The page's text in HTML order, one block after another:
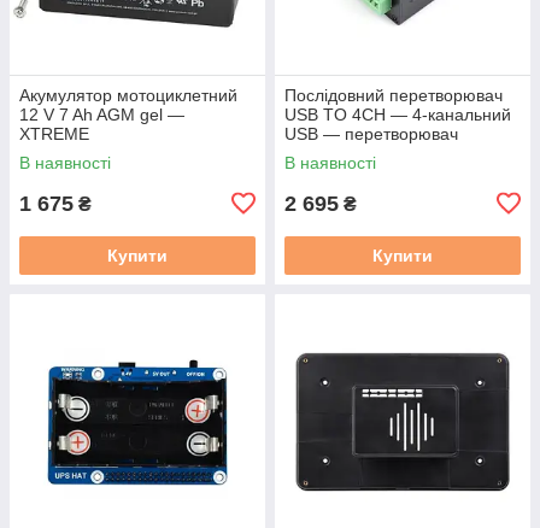
Акумулятор мотоциклетний
12 V 7 Ah AGM gel —
XTREME
В наявності
1 675 ₴
Купити
Послідовний перетворювач
USB TO 4CH — 4-канальний
USB — перетворювач
RS232/485/422/TTL
В наявності
2 695 ₴
Купити